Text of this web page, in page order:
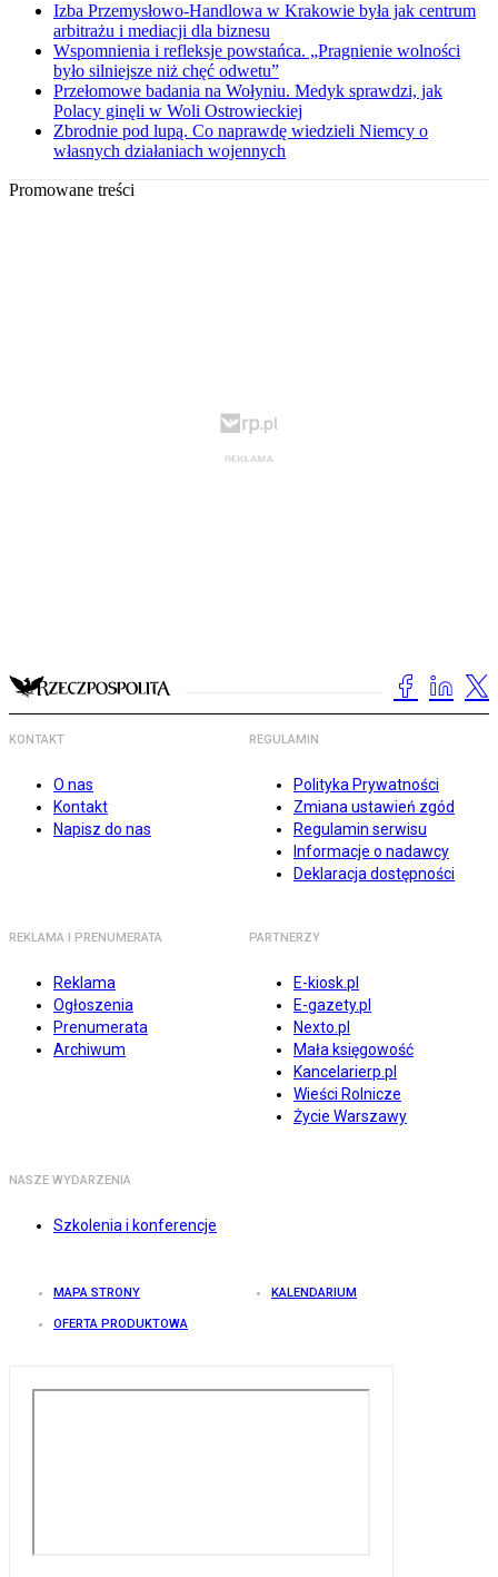
Izba Przemysłowo-Handlowa w Krakowie była jak centrum
arbitrażu i mediacji dla biznesu
Wspomnienia i refleksje powstańca. „Pragnienie wolności
było silniejsze niż chęć odwetu”
Przełomowe badania na Wołyniu. Medyk sprawdzi, jak
Polacy ginęli w Woli Ostrowieckiej
Zbrodnie pod lupą. Co naprawdę wiedzieli Niemcy o
własnych działaniach wojennych
Promowane treści
KONTAKT
O nas
Kontakt
Napisz do nas
REGULAMIN
Polityka Prywatności
Zmiana ustawień zgód
Regulamin serwisu
Informacje o nadawcy
Deklaracja dostępności
REKLAMA I PRENUMERATA
Reklama
Ogłoszenia
Prenumerata
Archiwum
PARTNERZY
E-kiosk.pl
E-gazety.pl
Nexto.pl
Mała księgowość
Kancelarierp.pl
Wieści Rolnicze
Życie Warszawy
NASZE WYDARZENIA
Szkolenia i konferencje
MAPA STRONY KALENDARIUM
OFERTA PRODUKTOWA